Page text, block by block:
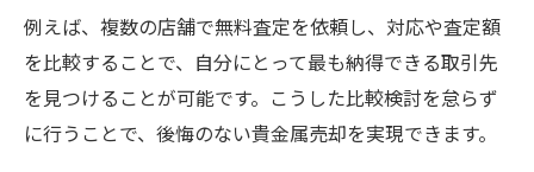
貴金属の価格高騰時に取るべき行動とは
市場動向を読むための貴金属情報収集法
貴金属売却のリスクを減らす工夫と対策
損しないための貴金属買取の進め方とは
例えば、複数の店舗で無料査定を依頼し、対応や査定額
を比較することで、自分にとって最も納得できる取引先
を見つけることが可能です。こうした比較検討を怠らず
に行うことで、後悔のない貴金属売却を実現できます。